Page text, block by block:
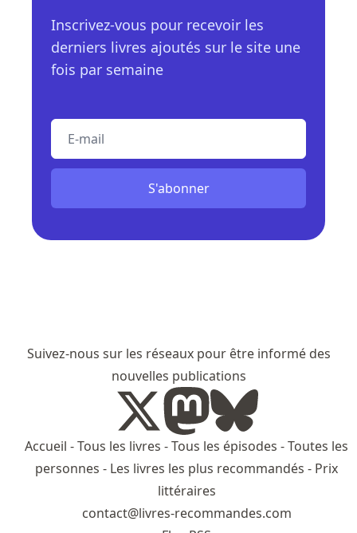
Inscrivez-vous pour recevoir les
derniers livres ajoutés sur le site une
fois par semaine
E-mail
S'abonner
Suivez-nous sur les réseaux pour être informé des
nouvelles publications
Accueil -Tous les livres -Tous les épisodes -Toutes les
personnes - Les livres les plus recommandés - Prix
littéraires
contact@livres-recommandes.com